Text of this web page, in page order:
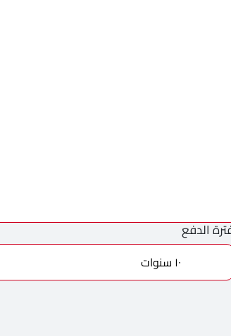
الدفع
١٠ سنوات